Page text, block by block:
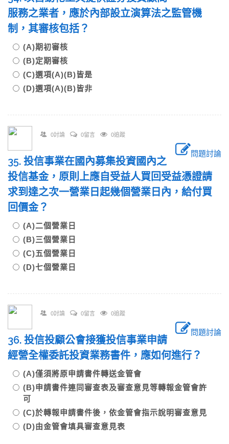
服務之業者，應於內部設立演算法之監管機
制，其審核包括？
(A)期初審核
(B)定期審核
(C)選項(A)(B)皆是
(D)選項(A)(B)皆非
0討論 0留言 0追蹤
問題討論
35. 投信事業在國內募集投資國內之
投信基金，原則上應自受益人買回受益憑證請
求到達之次一營業日起幾個營業日內，給付買
回價金？
(A)二個營業日
(B)三個營業日
(C)五個營業日
(D)七個營業日
0討論 0留言 0追蹤
問題討論
36. 投信投顧公會接獲投信事業申請
經營全權委託投資業務書件，應如何進行？
(A)僅須將原申請書件轉送金管會
(B)申請書件連同審查表及審查意見等轉報金管會許
可
(C)於轉報申請書件後，依金管會指示說明審查意見
(D)由金管會填具審查意見表